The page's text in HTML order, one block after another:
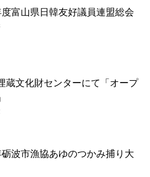
富山県日韓友好議員連盟総会
蔵文化財センターにて「オープ
波市漁協あゆのつかみ捕り大